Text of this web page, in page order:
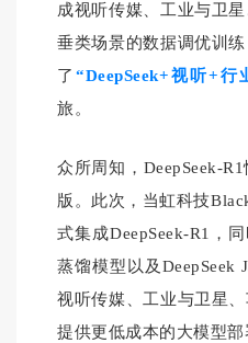
成视听传媒、工业与卫
垂类场景的数据调优训
了 “DeepSeek+视听+行
旅。
众所周知，DeepSeek-
版。此次，当虹科技
式集成DeepSeek-R1，
蒸馏模型以及DeepSeek
视听传媒、工业与卫星
提供更低成本的大模型部